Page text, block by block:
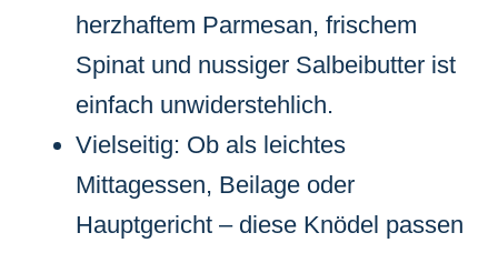
herzhaftem Parmesan, frischem
Spinat und nussiger Salbeibutter ist
einfach unwiderstehlich.
Vielseitig: Ob als leichtes
Mittagessen, Beilage oder
Hauptgericht – diese Knödel passen